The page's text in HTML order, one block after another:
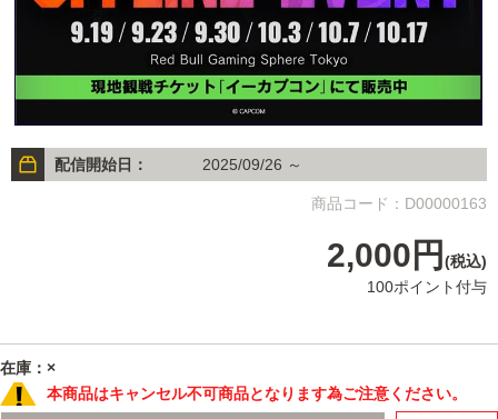
配信開始日： 2025/09/26 ～
商品コード：D00000163
2,000円 (税込)
100ポイント付与
在庫：×
本商品はキャンセル不可商品となります為ご注意ください。